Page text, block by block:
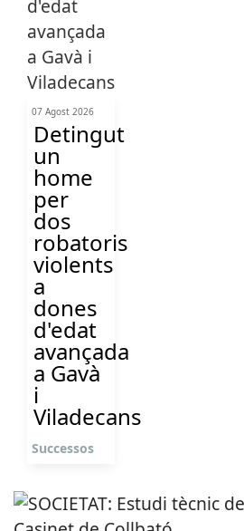
07 Agost 2026
Detingut
un
home
per
dos
robatoris
violents
a
dones
d'edat
avançada
a Gavà
i
Viladecans
Successos